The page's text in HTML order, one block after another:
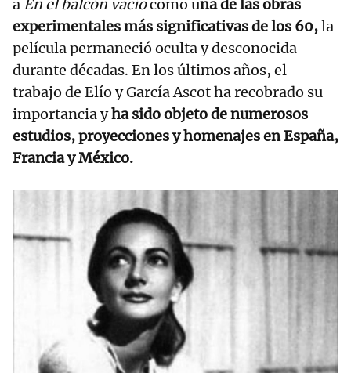
a En el balcón vacíocomo una de las obras
experimentales más significativas de los 60,la
película permaneció oculta y desconocida
durante décadas. En los últimos años, el
trabajo de Elío y García Ascot ha recobrado su
importancia yha sido objeto de numerosos
estudios, proyecciones y homenajes en España,
Francia y México.